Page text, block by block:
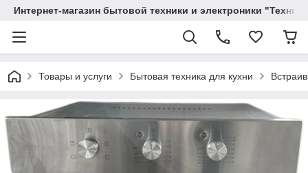
Интернет-магазин бытовой техники и электроники
Товары и услуги Бытовая техника для кухни